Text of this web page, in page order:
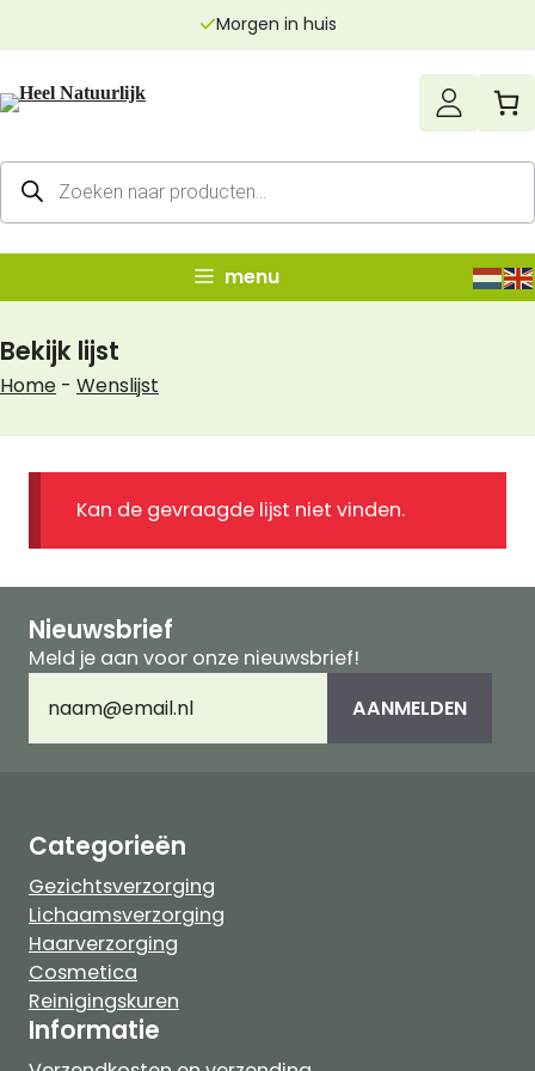
inhoud
Morgen in huis
Producten
zoeken
menu
Bekijk lijst
Home - Wenslijst
Kan de gevraagde lijst niet vinden.
Nieuwsbrief
Meld je aan voor onze nieuwsbrief!
mailadres(Vereist) AANMELDEN
Categorieën
Gezichtsverzorging
Lichaamsverzorging
Haarverzorging
Cosmetica
Reinigingskuren
Informatie